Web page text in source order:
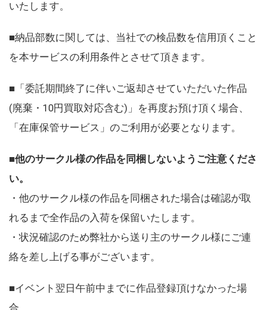
いたします。
■納品部数に関しては、当社での検品数を信用頂くこと
を本サービスの利用条件とさせて頂きます。
■「委託期間終了に伴いご返却させていただいた作品
(廃棄・10円買取対応含む)」を再度お預け頂く場合、
「在庫保管サービス」のご利用が必要となります。
■他のサークル様の作品を同梱しないようご注意くださ
い。
・他のサークル様の作品を同梱された場合は確認が取
れるまで全作品の入荷を保留いたします。
・状況確認のため弊社から送り主のサークル様にご連
絡を差し上げる事がございます。
■イベント翌日午前中までに作品登録頂けなかった場
合、